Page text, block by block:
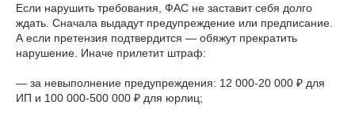
Если нарушить требования, ФАС не заставит себя долго
ждать. Сначала выдадут предупреждение или предписание.
А если претензия подтвердится — обяжут прекратить
нарушение. Иначе прилетит штраф:
— за невыполнение предупреждения: 12 000-20 000 ₽ для
ИП и 100 000-500 000 ₽ для юрлиц;